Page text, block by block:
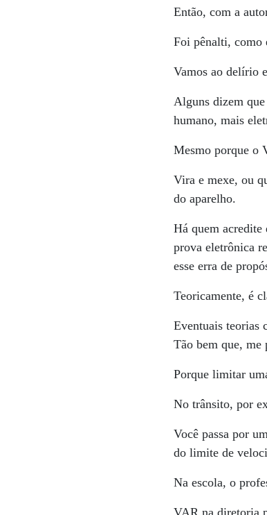
Então, com a
Foi pênalti, como
Vamos ao delírio
Alguns dizem
humano, mais
Mesmo porque o
Vira e mexe, ou
do aparelho.
Há quem
prova eletrônica
esse erra de
Teoricamente, é
Eventuais teorias
Tão bem que, me
Porque limitar
No trânsito, por
Você passa por
do limite de
Na escola, o
VAR na diretoria